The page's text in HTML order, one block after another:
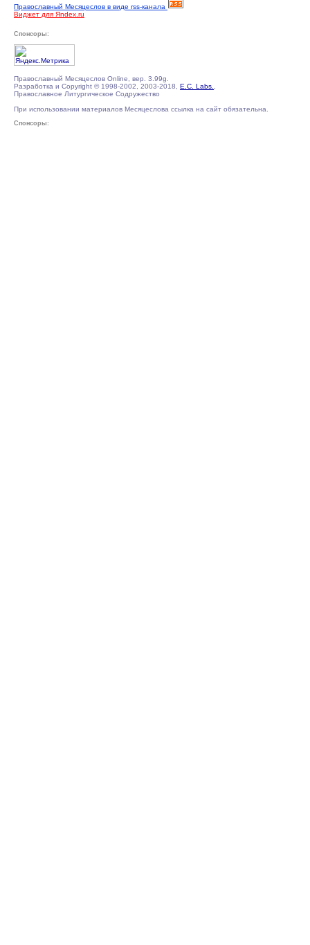
Православный Месяцеслов в виде rss-канала
Виджет для Яndex.ru
Спонсоры:
Православный Месяцеслов Online, вер. 3.99g.
Разработка и Copyright © 1998-2002, 2003-2018, E.C. Labs.
Православное Литургическое Содружество
При использовании материалов Месяцеслова ссылка на сайт обязательна.
Спонсоры: